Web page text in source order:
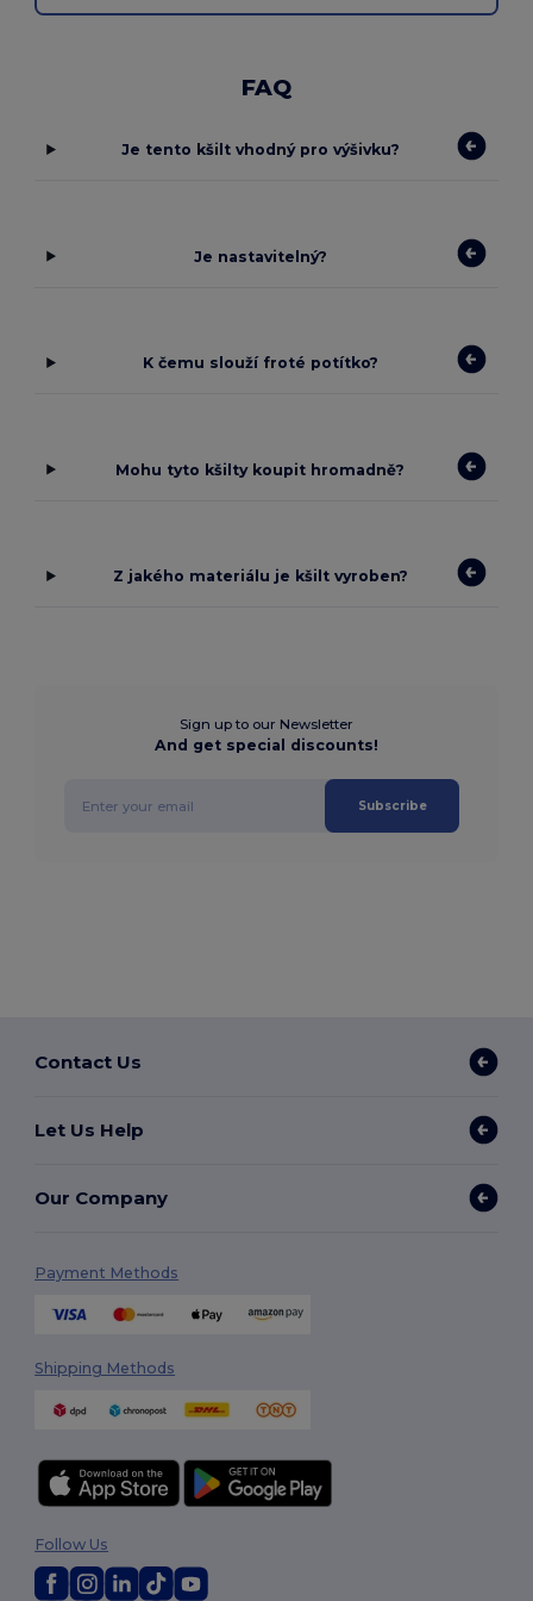
FAQ
Je tento kšilt vhodný pro výšivku?
Je nastavitelný?
K čemu slouží froté potítko?
Mohu tyto kšilty koupit hromadně?
Z jakého materiálu je kšilt vyroben?
Sign up to our Newsletter
And get special discounts!
Subscribe
Contact Us
Let Us Help
Our Company
Payment Methods
Shipping Methods
Follow Us